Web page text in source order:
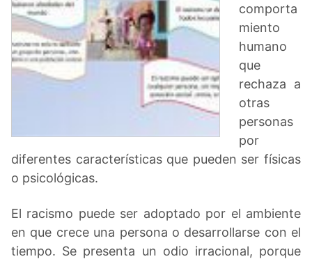
comporta
miento
humano
que
rechaza a
otras
personas
por
diferentes características que pueden ser físicas
o psicológicas.
El racismo puede ser adoptado por el ambiente
en que crece una persona o desarrollarse con el
tiempo. Se presenta un odio irracional, porque